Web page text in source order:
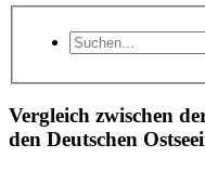
Vergleich zwischen
den Deutschen